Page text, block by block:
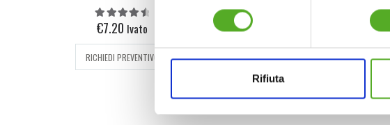
Rifiuta
4.67out of 5
€7.20 Ivato
RICHIEDI PREVENTIVO
out of 5
Ivato
RICHIEDI PREVENTIVO